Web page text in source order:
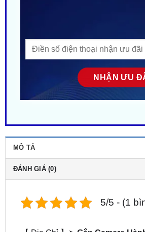
ĐÁNH GIÁ (0)
【 Địa Chỉ 】➤
Gắn Camera